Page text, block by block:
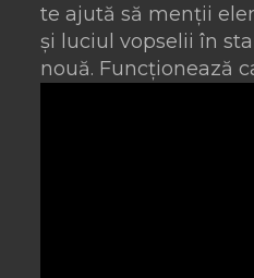
te ajută să menții
și luciul vopselii în
nouă. Funcționează